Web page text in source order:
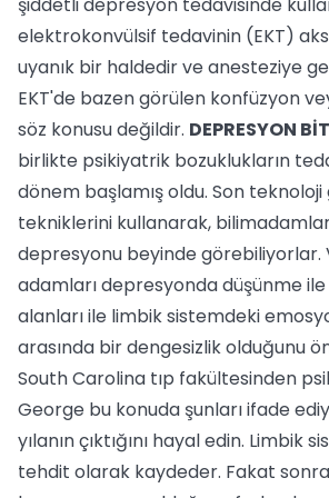
elektrokonvülsif tedavinin (EKT)
uyanık bir haldedir ve anesteziye
EKT'de bazen görülen konfüzyon
söz konusu değildir. DEPRESYON
birlikte psikiyatrik bozuklukların
dönem başlamış oldu. Son
tekniklerini kullanarak,
depresyonu beyinde görebiliyorlar.
adamları depresyonda düşünme
alanları ile limbik sistemdeki
arasında bir dengesizlik olduğunu
South Carolina tıp fakültesinden
George bu konuda şunları ifade
yılanın çıktığını hayal edin. Limbik
tehdit olarak kaydeder. Fakat